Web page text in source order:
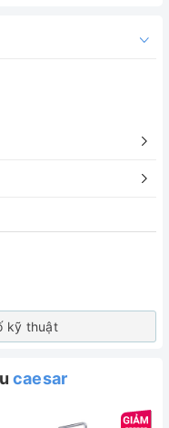
kỹ thuật
caesar